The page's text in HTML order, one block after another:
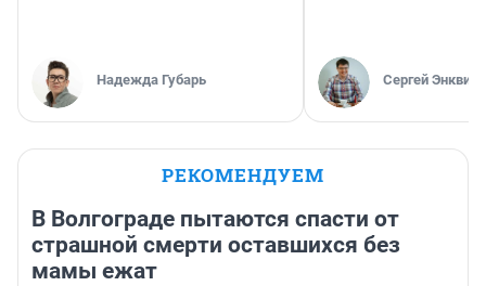
Надежда Губарь Сергей Энквист
РЕКОМЕНДУЕМ
В Волгограде пытаются спасти от
страшной смерти оставшихся без
мамы ежат